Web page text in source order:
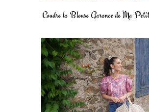
Coudre la Blouse Garance de Ma